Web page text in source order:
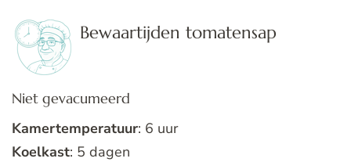
Bewaartijden tomatensap
Niet gevacumeerd
Kamertemperatuur: 6 uur
Koelkast: 5 dagen